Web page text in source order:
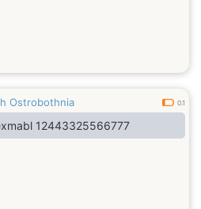
Ostrobothnia 0.1
12443325566777